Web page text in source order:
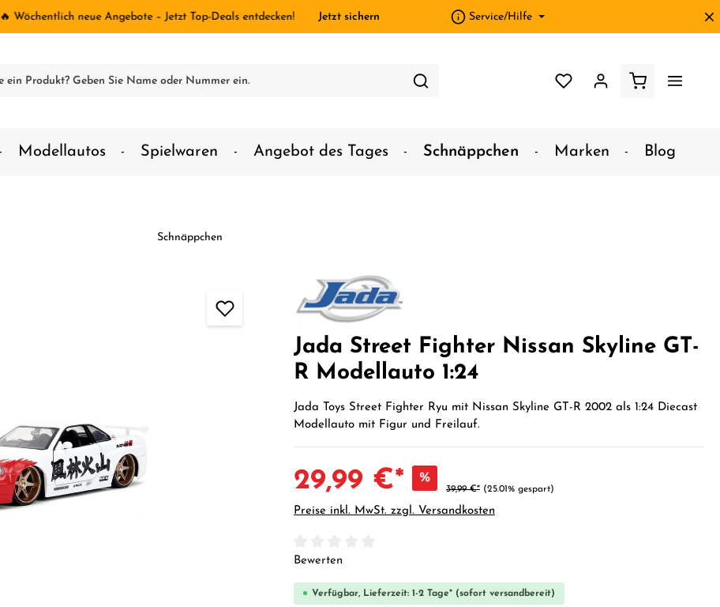
🔥 Wöchentlich neue Angebote – Jetzt Top-Deals entdecken! Jetzt sichern Service/Hilfe
Modellautos Spielwaren Angebot des Tages Schnäppchen Marken Blog
Schnäppchen
Jada Street Fighter Nissan Skyline GT-
R Modellauto 1:24
Jada Toys Street Fighter Ryu mit Nissan Skyline GT-R 2002 als 1:24 Diecast
Modellauto mit Figur und Freilauf.
29,99 €* %
39,99 €* (25.01% gespart)
Preise inkl. MwSt. zzgl. Versandkosten
Durchschnittliche Bewertung von 0 von 5 Sternen
Bewerten
Verfügbar, Lieferzeit: 1-2 Tage* (sofort versandbereit)